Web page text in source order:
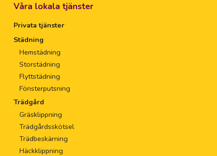
Våra lokala tjänster
Privata tjänster
Städning
Hemstädning
Storstädning
Flyttstädning
Fönsterputsning
Trädgård
Gräsklippning
Trädgårdsskötsel
Trädbeskärning
Häckklippning